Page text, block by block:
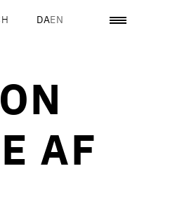
DAEN
AF